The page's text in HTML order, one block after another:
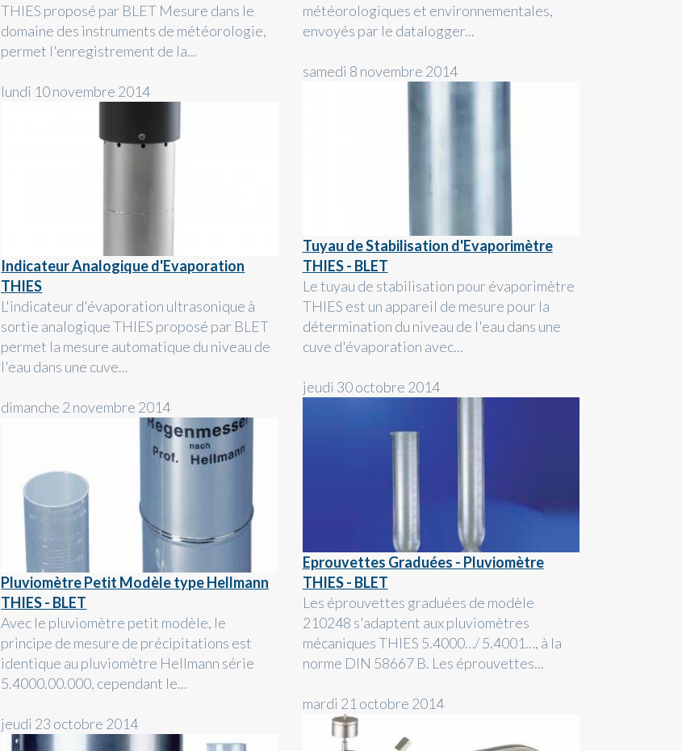
THIES proposé par BLET Mesure dans le
domaine des instruments de météorologie,
permet l'enregistrement de la...
lundi 10 novembre 2014
Indicateur Analogique d'Evaporation
THIES
L'indicateur d'évaporation ultrasonique à
sortie analogique THIES proposé par BLET
permet la mesure automatique du niveau de
l'eau dans une cuve...
dimanche 2 novembre 2014
Pluviomètre Petit Modèle type Hellmann
THIES - BLET
Avec le pluviomètre petit modèle, le
principe de mesure de précipitations est
identique au pluviomètre Hellmann série
5.4000.00.000, cependant le...
jeudi 23 octobre 2014
météorologiques et environnementales,
envoyés par le datalogger...
samedi 8 novembre 2014
Tuyau de Stabilisation d'Evaporimètre
THIES - BLET
Le tuyau de stabilisation pour évaporimètre
THIES est un appareil de mesure pour la
détermination du niveau de l'eau dans une
cuve d'évaporation avec...
jeudi 30 octobre 2014
Eprouvettes Graduées - Pluviomètre
THIES - BLET
Les éprouvettes graduées de modèle
210248 s'adaptent aux pluviomètres
mécaniques THIES 5.4000…/ 5.4001…, à la
norme DIN 58667 B. Les éprouvettes...
mardi 21 octobre 2014